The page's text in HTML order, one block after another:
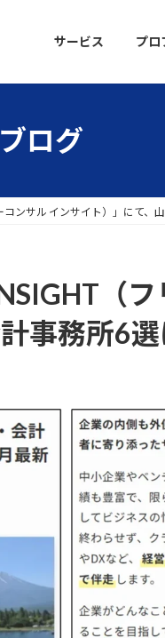
サービス プロ
ブログ
コンサル インサイト）」にて
（
事務所6選